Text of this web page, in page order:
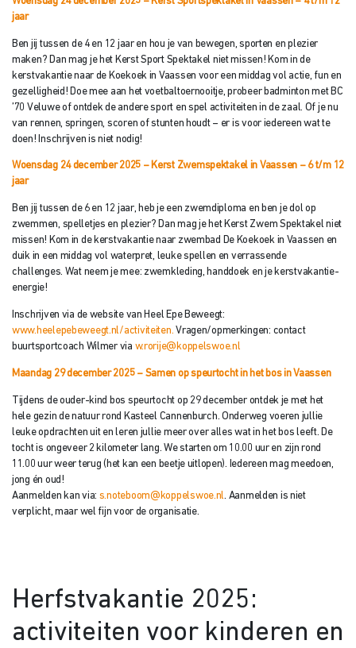
jaar
Ben jij tussen de 4 en 12 jaar en hou je van bewegen, sporten en plezier
maken? Dan mag je het Kerst Sport Spektakel niet missen! Kom in de
kerstvakantie naar de Koekoek in Vaassen voor een middag vol actie, fun en
gezelligheid! Doe mee aan het voetbaltoernooitje, probeer badminton met BC
’70 Veluwe of ontdek de andere sport en spel activiteiten in de zaal. Of je nu
van rennen, springen, scoren of stunten houdt – er is voor iedereen wat te
doen! Inschrijven is niet nodig!
Woensdag 24 december 2025 – Kerst Zwemspektakel in Vaassen – 6 t/m 12
jaar
Ben jij tussen de 6 en 12 jaar, heb je een zwemdiploma en ben je dol op
zwemmen, spelletjes en plezier? Dan mag je het Kerst Zwem Spektakel niet
missen! Kom in de kerstvakantie naar zwembad De Koekoek in Vaassen en
duik in een middag vol waterpret, leuke spellen en verrassende
challenges. Wat neem je mee: zwemkleding, handdoek en je kerstvakantie-
energie!
Inschrijven via de website van Heel Epe Beweegt:
www.heelepebeweegt.nl/activiteiten. Vragen/opmerkingen: contact
buurtsportcoach Wilmer via w.rorije@koppelswoe.nl
Maandag 29 december 2025 – Samen op speurtocht in het bos in Vaassen
Tijdens de ouder-kind bos­ speurtocht op 29 december ontdek je met het
hele gezin de natuur rond Kasteel Cannenburch. Onderweg voeren jullie
leuke opdrachten uit en leren jullie meer over alles wat in het bos leeft. De
tocht is ongeveer 2 kilometer lang. We starten om 10.00 uur en zijn rond
11.00 uur weer terug (het kan een beetje uitlopen). Iedereen mag meedoen,
jong én oud!
Aanmelden kan via: s.noteboom@koppelswoe.nl. Aanmelden is niet
verplicht, maar wel fijn voor de organisatie.
Herfstvakantie 2025:
activiteiten voor kinderen en